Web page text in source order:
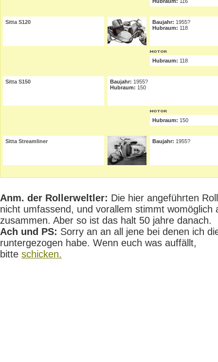
Sitta S120 Baujahr: 1955?
Hubraum: 118
Hubraum: 118
Sitta S150 Baujahr: 1955?
Hubraum: 150
Hubraum: 150
Sitta Streamliner Baujahr: 1955?
Anm. der Rollerweltler: Die hier angeführten
nicht umfassend, und vorallem stimmt womöglich
zusammen. Aber so ist das halt 50 jahre danach.
Ach und PS: Sorry an an all jene bei denen ich
runtergezogen habe. Wenn euch was auffällt,
bitte schicken.